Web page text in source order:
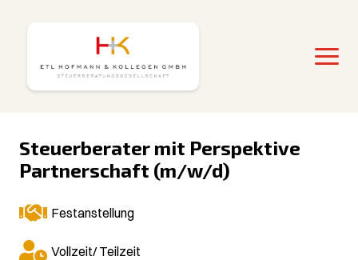
Steuerberater mit Perspektive
Partnerschaft (m/w/d)
Festanstellung
Vollzeit/ Teilzeit